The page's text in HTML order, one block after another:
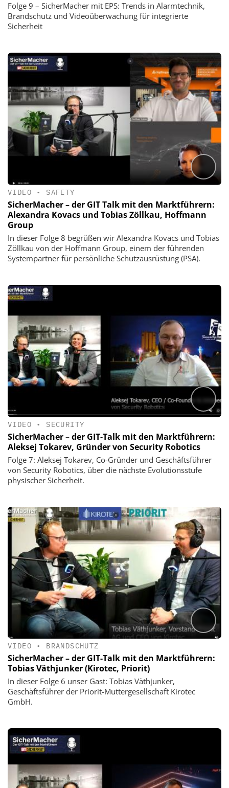
Folge 9 – SicherMacher mit EPS: Trends in Alarmtechnik,
Brandschutz und Videoüberwachung für integrierte
Sicherheit
VIDEO • SAFETY
SicherMacher – der GIT Talk mit den Marktführern:
Alexandra Kovacs und Tobias Zöllkau, Hoffmann
Group
In dieser Folge 8 begrüßen wir Alexandra Kovacs und Tobias
Zöllkau von der Hoffmann Group, einem der führenden
Systempartner für persönliche Schutzausrüstung (PSA).
VIDEO • SECURITY
SicherMacher – der GIT-Talk mit den Marktführern:
Aleksej Tokarev, Gründer von Security Robotics
Folge 7: Aleksej Tokarev, Co-Gründer und Geschäftsführer
von Security Robotics, über die nächste Evolutionsstufe
physischer Sicherheit.
VIDEO • BRANDSCHUTZ
SicherMacher – der GIT-Talk mit den Marktführern:
Tobias Väthjunker (Kirotec, Priorit)
In dieser Folge 6 unser Gast: Tobias Väthjunker,
Geschäftsführer der Priorit-Muttergesellschaft Kirotec
GmbH.